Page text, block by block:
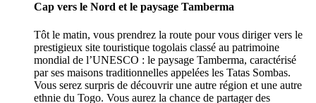
Cap vers le Nord et le paysage Tamberma
Tôt le matin, vous prendrez la route pour vous diriger vers le
prestigieux site touristique togolais classé au patrimoine
mondial de l’UNESCO : le paysage Tamberma, caractérisé
par ses maisons traditionnelles appelées les Tatas Sombas.
Vous serez surpris de découvrir une autre région et une autre
ethnie du Togo. Vous aurez la chance de partager des